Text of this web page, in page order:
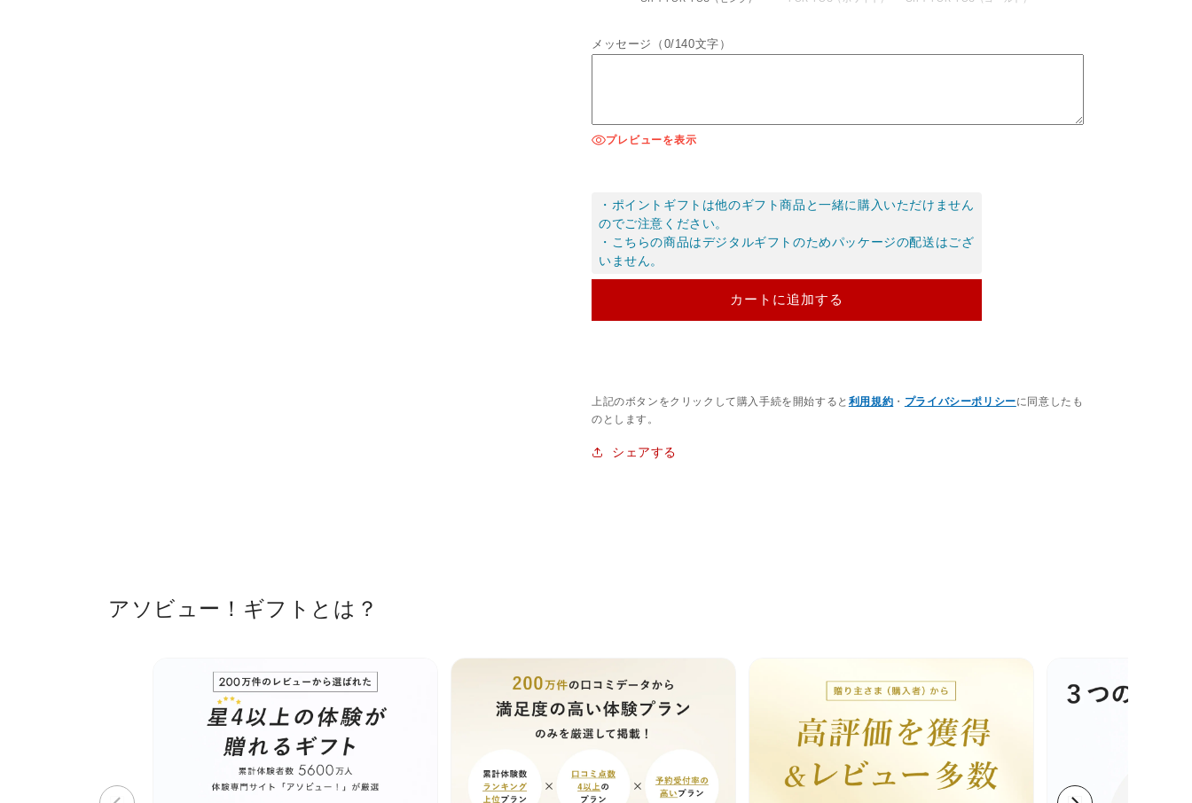
メッセージ（ 0/140文字）
プレビューを表示
・ポイントギフトは他のギフト商品と一緒に購入いただけません
のでご注意ください。
・こちらの商品はデジタルギフトのためパッケージの配送はござ
いません。
カートに追加する
上記のボタンをクリックして購入手続を開始すると 利用規約 ・ プライバシーポリシーに同意したも
のとします。
シェアする
アソビュー！ギフトとは？